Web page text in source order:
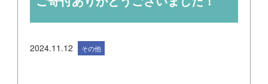
2024.11.12 その他